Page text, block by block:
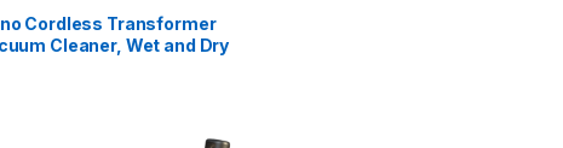
Cordless Transformer
Cleaner, Wet and Dry